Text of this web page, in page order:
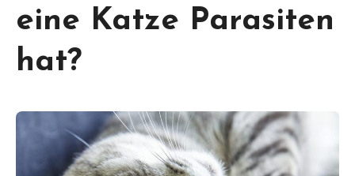
eine Katze Parasiten
hat?